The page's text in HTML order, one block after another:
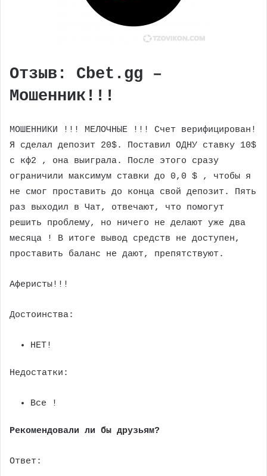
Отзыв: Cbet.gg –
Мошенник!!!
МОШЕННИКИ !!! МЕЛОЧНЫЕ !!! Счет верифицирован!
Я сделал депозит 20$. Поставил ОДНУ ставку 10$
с кф2 , она выиграла. После этого сразу
ограничили максимум ставки до 0,0 $ , чтобы я
не смог проставить до конца свой депозит. Пять
раз выходил в Чат, отвечают, что помогут
решить проблему, но ничего не делают уже два
месяца ! В итоге вывод средств не доступен,
проставить баланс не дают, препятствуют.
Аферисты!!!
Достоинства:
НЕТ!
Недостатки:
Все !
Рекомендовали ли бы друзьям?
Ответ: